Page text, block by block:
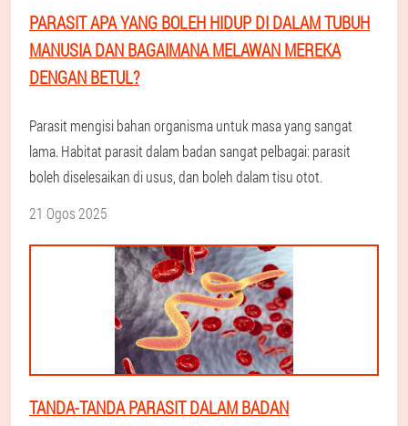
PARASIT APA YANG BOLEH HIDUP DI DALAM TUBUH
MANUSIA DAN BAGAIMANA MELAWAN MEREKA
DENGAN BETUL?
Parasit mengisi bahan organisma untuk masa yang sangat
lama. Habitat parasit dalam badan sangat pelbagai: parasit
boleh diselesaikan di usus, dan boleh dalam tisu otot.
21 Ogos 2025
TANDA-TANDA PARASIT DALAM BADAN